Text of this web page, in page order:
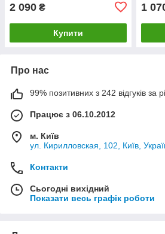
2 090 ₴
Купити
1
Про нас
99% позитивних з 242 відгуків за
Працює з 06.10.2012
м. Київ
ул. Кирилловская, 102, Київ,
Контакти
Сьогодні вихідний
Показати весь графік роботи